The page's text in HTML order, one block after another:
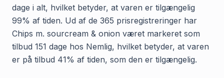
dage i alt, hvilket betyder, at varen er tilgængelig
99% af tiden. Ud af de 365 prisregistreringer har
Chips m. sourcream & onion været markeret som
tilbud 151 dage hos Nemlig, hvilket betyder, at varen
er på tilbud 41% af tiden, som den er tilgængelig.